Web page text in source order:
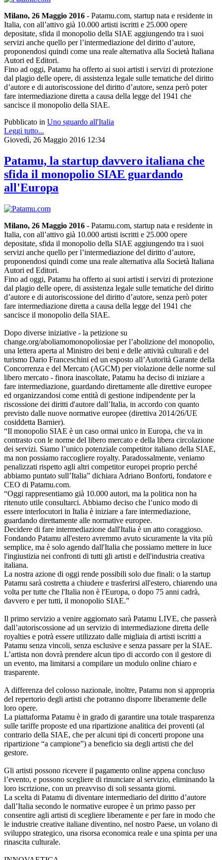
Milano, 26 Maggio 2016 - Patamu.com, startup nata e residente in
Italia, con all’attivo già 10.000 artisti iscritti e 25.000 opere
depositate, sfida il monopolio della SIAE aggiungendo tra i suoi
servizi anche quello per l’intermediazione del diritto d’autore,
proponendosi quindi come una reale alternativa alla Società Italiana
Autori ed Editori.
Fino ad oggi, Patamu ha offerto ai suoi artisti i servizi di protezione
dal plagio delle opere, di assistenza legale sulle tematiche del diritto
d’autore e di autoriscossione del diritto d’autore, senza però poter
fare intermediazione diretta a causa della legge del 1941 che
sancisce il monopolio della SIAE.
Pubblicato in Uno sguardo all'Italia
Leggi tutto...
Giovedì, 26 Maggio 2016 12:34
Patamu, la startup davvero italiana che
sfida il monopolio SIAE guardando
all'Europa
Milano, 26 Maggio 2016 - Patamu.com, startup nata e residente in
Italia, con all’attivo già 10.000 artisti iscritti e 25.000 opere
depositate, sfida il monopolio della SIAE aggiungendo tra i suoi
servizi anche quello per l’intermediazione del diritto d’autore,
proponendosi quindi come una reale alternativa alla Società Italiana
Autori ed Editori.
Fino ad oggi, Patamu ha offerto ai suoi artisti i servizi di protezione
dal plagio delle opere, di assistenza legale sulle tematiche del diritto
d’autore e di autoriscossione del diritto d’autore, senza però poter
fare intermediazione diretta a causa della legge del 1941 che
sancisce il monopolio della SIAE.
Dopo diverse iniziative - la petizione su
change.org/aboliamomonopoliosiae per l’abolizione del monopolio,
una lettera aperta al Ministro dei beni e delle attività culturali e del
turismo Dario Franceschini ed un esposto all’Autorità Garante della
Concorrenza e del Mercato (AGCM) per violazione delle norme sul
libero mercato - finora inascoltate, Patamu ha deciso di iniziare a
fare intermediazione, guardando direttamente alle direttive europee
ed organizzandosi come entità di gestione indipendente per la
riscossione dei diritti d'autore dall’Italia, in accordo con quanto
previsto dalle nuove normative europee (direttiva 2014/26/UE
cosiddetta Barnier).
“Il monopolio SIAE è un caso ormai unico in Europa, che va in
contrasto con le norme del libero mercato e della libera circolazione
dei servizi. Siamo l’unico potenziale competitor italiano della SIAE,
ma non possiamo raccogliere royalty. Paradossalmente, veniamo
penalizzati rispetto agli altri competitor europei proprio perché
abbiamo puntato sull’Italia” dichiara Adriano Bonforti, fondatore e
CEO di Patamu.com.
“Oggi rappresentiamo già 10.000 autori, ma la politica non ha
ritenuto utile consultarci. Abbiamo deciso che l’unico modo di
essere interlocutori in Italia è iniziare a fare intermediazione,
guardando direttamente alle normative europee.
Decidere di fare intermediazione dall'Italia è un atto coraggioso.
Fondando Patamu all'estero avremmo avuto sicuramente la vita più
semplice, ma è solo agendo dall'Italia che possiamo mettere in luce
l'ingiustizia nei confronti di tutti gli artisti e dell'industria creativa
italiana.
La nostra azione di oggi rende possibili solo due finali: o la startup
Patamu sarà costretta a chiudere e trasferirsi all'estero, chiarendo una
volta per tutte che l'Italia non è l'Europa, o dopo 75 anni cadrà,
davvero e per tutti, il monopolio SIAE.”
Il primo servizio a venire aggiornato sarà Patamu LIVE, che passerà
dall’autoriscossione ad un servizio di intermediazione diretta delle
royalties e potrà essere utilizzato dalle migliaia di artisti iscritti a
Patamu senza vincoli, senza esclusive e senza passare per la SIAE.
L’artista non dovrà prendere alcun tipo di accordo con il gestore di
un evento, ma limitarsi a compilare un modulo online chiaro e
trasparente.
A differenza del colosso nazionale, inoltre, Patamu non si appropria
del repertorio degli artisti che potranno disporre liberamente delle
loro opere.
La piattaforma Patamu è in grado di garantire una totale trasparenza
sulle tariffe proposte ed una ripartizione analitica dei proventi (al
contrario della SIAE, che per alcuni tipi di concerti propone una
ripartizione “a campione”) a beneficio sia degli artisti che del
gestore.
Gli artisti possono ricevere il pagamento online appena concluso
l’evento, e possono scegliere di rinunciare al servizio, eliminando la
loro iscrizione, con un preavviso di soli sessanta giorni.
La scelta di Patamu di diventare intermediario del diritto d’autore
dall’Italia secondo le normative europee è un primo passo per
consentire agli artisti di scegliere liberamente e per fare in modo che
le industrie creative italiane diventino, nel nostro Paese, un volano di
sviluppo strategico, una risorsa economica reale e una spinta per una
rinascita culturale.